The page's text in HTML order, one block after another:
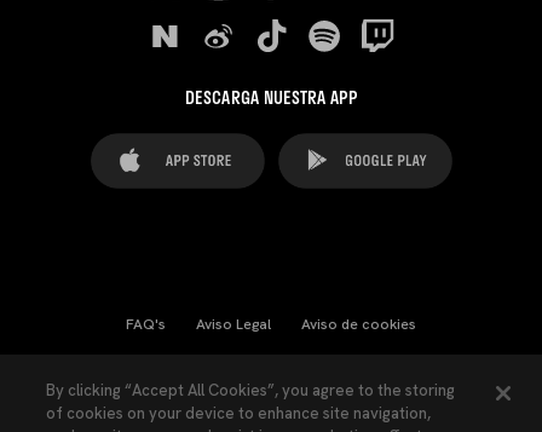
DESCARGA NUESTRA APP
FAQ's Aviso Legal Aviso de cookies
Ley Transparencia Política de Privacidad
By clicking “Accept All Cookies”, you agree to the storing
of cookies on your device to enhance site navigation,